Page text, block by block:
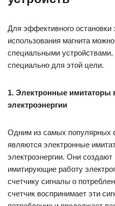
Для эффективного остановки
использования магнита
специальными
специально для этой цели.
1. Электронные имитаторы
электроэнергии
Одним из самых популярных
являются электронные
электроэнергии. Они создают
имитирующие работу
счетчику сигналы о
счетчик воспринимает эти